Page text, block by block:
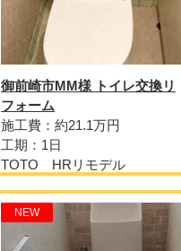
御前崎市MM様 トイレ交換リ
フォーム
施工費：約21.1万円
工期：1日
TOTO HRリモデル
NEW